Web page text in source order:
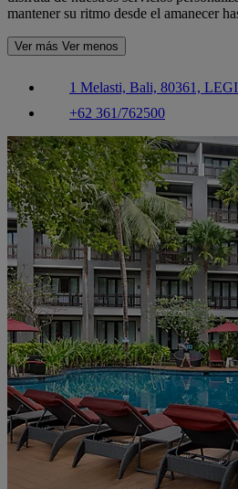
mantener su ritmo desde el amanecer
Ver más Ver menos
1 Melasti, Bali, 80361,
+62 361/762500